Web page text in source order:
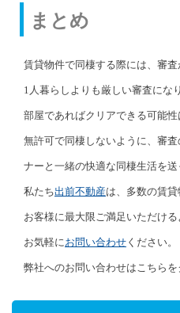
まとめ
賃貸物件で同棲する際には、審査
1人暮らしよりも厳しい審査にな
部屋であればクリアできる可能性
無許可で同棲しないように、審
ナーと一緒の快適な同棲生活を送
私たち出前不動産は、多数の賃貸
お客様に最大限ご満足いただけ
お気軽にお問い合わせ ください。
弊社へのお問い合わせはこちらを